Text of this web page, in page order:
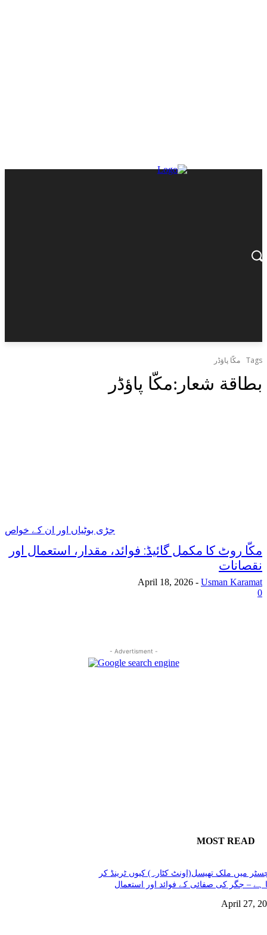
Tags مکّا پاؤڈر
بطاقة شعار:مکّا پاؤڈر
جڑی بوٹیاں اور ان کے خواص
مکّا روٹ کا مکمل گائیڈ: فوائد، مقدار، استعمال اور
نقصانات
Usman Karamat
-
April 18, 2026
0
- Advertisment -
MOST READ
میں ملک تھیسل(اونٹ کٹارہ) کیوں ٹرینڈ کر
ہے – جگر کی صفائی کے فوائد اور استعمال
April 27,